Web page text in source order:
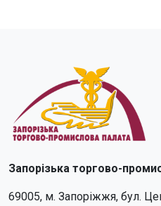
Запорізька торгово-
69005, м. Запоріжжя, бул.